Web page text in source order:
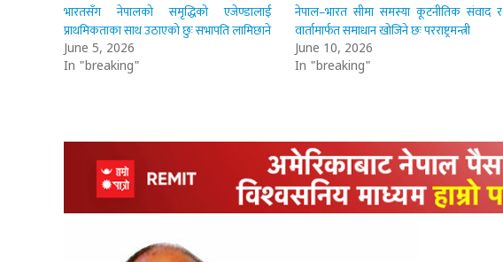
भारतसँग नेपालको समृद्धिको एजेण्डालाई
प्राथमिकताका साथ उठाएको छुः सभापति लामिछाने
June 5, 2026
In "breaking"
नेपाल–भारत सीमा समस्या कूटनीतिक संवाद र
वार्तामार्फत समाधान खोजिने छः परराष्ट्रमन्त्री
June 10, 2026
In "breaking"